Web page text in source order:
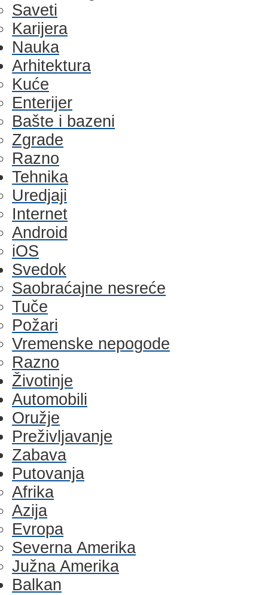
Saveti
Karijera
Nauka
Arhitektura
Kuće
Enterijer
Bašte i bazeni
Zgrade
Razno
Tehnika
Uredjaji
Internet
Android
iOS
Svedok
Saobraćajne nesreće
Tuče
Požari
Vremenske nepogode
Razno
Životinje
Automobili
Oružje
Preživljavanje
Zabava
Putovanja
Afrika
Azija
Evropa
Severna Amerika
Južna Amerika
Balkan